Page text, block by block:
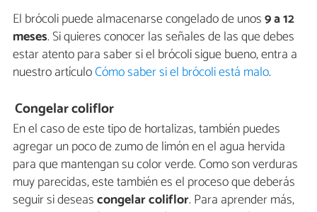
El brócoli puede almacenarse congelado de unos9 a 12
meses. Si quieres conocer las señales de las que debes
estar atento para saber si el brócoli sigue bueno, entra a
nuestro artículoCómo saber si el brócoli está malo.
Congelar coliflor
En el caso de este tipo de hortalizas, también puedes
agregar un poco de zumo de limón en el agua hervida
para que mantengan su color verde. Como son verduras
muy parecidas, este también es el proceso que deberás
seguir si deseascongelar coliflor. Para aprender más,